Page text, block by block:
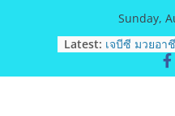
Sunday,
Latest: เจบีซี มวยอ
สนับสนุนนักม
เพิ่มไฟท์แฟ็ก